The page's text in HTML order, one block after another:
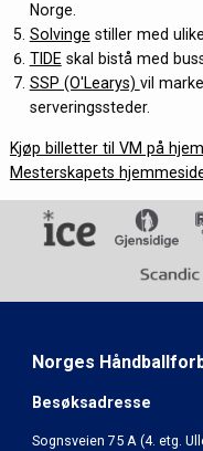
Norge.
Solvinge stiller med
TIDEskal bistå med
SSP (O'Learys) vil
serveringssteder.
Kjøp billetter til VM på
Mesterskapets
Norges
Besøksadresse
Sognsveien 75 A (4. etg.